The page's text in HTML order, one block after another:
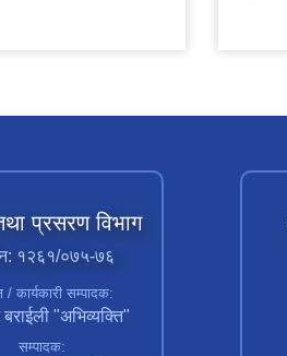
प्रसरण विभाग
न: १२६१/०७५-७६
/ कार्यकारी सम्पादक:
"अभिव्यक्ति"
सम्पादक: